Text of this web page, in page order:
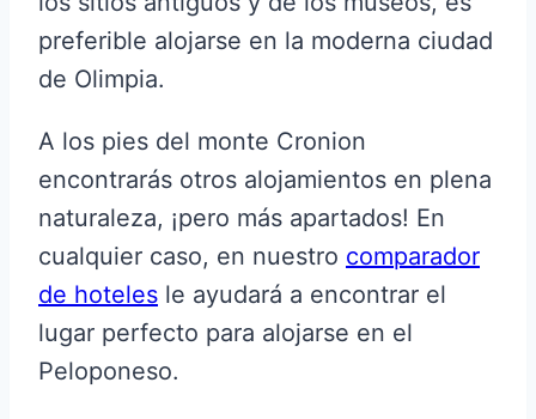
preferible alojarse en la moderna ciudad
de Olimpia.
A los pies del monte Cronion
encontrarás otros alojamientos en plena
naturaleza, ¡pero más apartados! En
cualquier caso, en nuestro comparador
de hoteles le ayudará a encontrar el
lugar perfecto para alojarse en el
Peloponeso.